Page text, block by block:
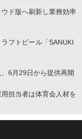
ド版へ刷新し業務効率
フトビール「SANUKI
6月29日から提供再開
担当者は体育会人材を